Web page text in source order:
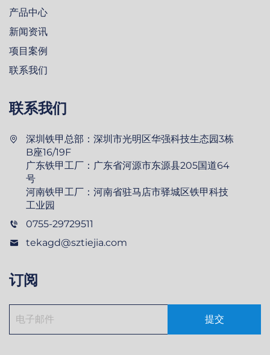
产品中心
新闻资讯
项目案例
联系我们
联系我们
深圳铁甲总部：深圳市光明区华强科技生态园3栋
B座16/19F
广东铁甲工厂：广东省河源市东源县205国道64
号
河南铁甲工厂：河南省驻马店市驿城区铁甲科技
工业园
0755-29729511
tekagd@sztiejia.com
订阅
提交